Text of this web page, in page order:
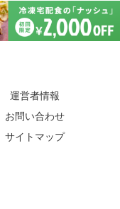
運営者情報
お問い合わせ
サイトマップ